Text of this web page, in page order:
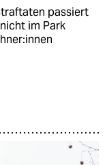
passiert
im Park